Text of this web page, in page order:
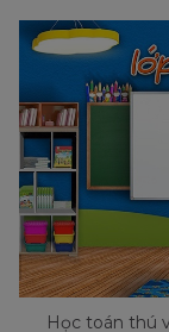
Học toán thú